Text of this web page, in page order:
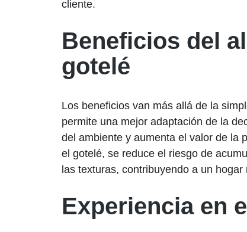
cliente.
Beneficios del
gotelé
Los beneficios van más allá de la
permite una mejor adaptación de la
del ambiente y aumenta el valor de la
el gotelé, se reduce el riesgo de
las texturas, contribuyendo a un hogar
Experiencia en